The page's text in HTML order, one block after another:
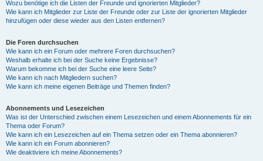
Wozu benötige ich die Listen der Freunde und ignorierten Mitglieder?
Wie kann ich Mitglieder zur Liste der Freunde oder zur Liste der ignorierten Mitglieder
hinzufügen oder diese wieder aus den Listen entfernen?
Die Foren durchsuchen
Wie kann ich ein Forum oder mehrere Foren durchsuchen?
Weshalb erhalte ich bei der Suche keine Ergebnisse?
Warum bekomme ich bei der Suche eine leere Seite?
Wie kann ich nach Mitgliedern suchen?
Wie kann ich meine eigenen Beiträge und Themen finden?
Abonnements und Lesezeichen
Was ist der Unterschied zwischen einem Lesezeichen und einem Abonnements für ein
Thema oder Forum?
Wie kann ich ein Lesezeichen auf ein Thema setzen oder ein Thema abonnieren?
Wie kann ich ein Forum abonnieren?
Wie deaktiviere ich meine Abonnements?